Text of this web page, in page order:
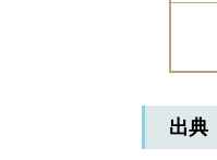
出典